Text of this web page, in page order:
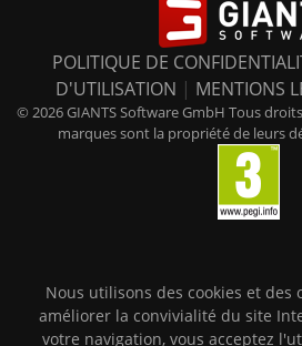
POLITIQUE DE
D'UTILISATION | MENTIONS
© 2026 GIANTS Software GmbH Tous
marques sont la propriété de leurs
Nous utilisons des cookies et des
améliorer la convivialité du site
votre navigation, vous acceptez